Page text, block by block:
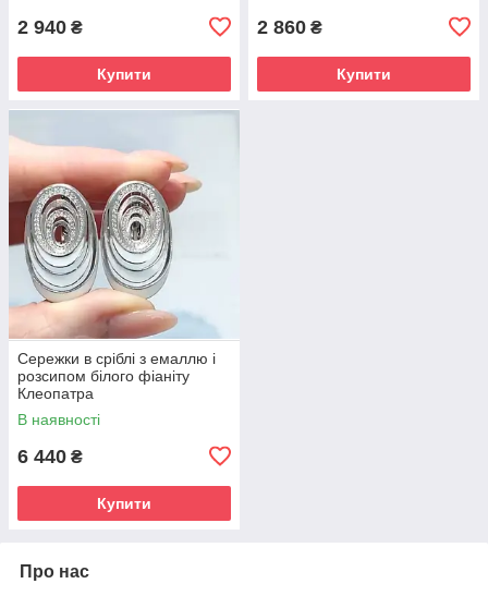
2 940 ₴
Купити
2 860 ₴
Купити
Сережки в сріблі з емаллю і
розсипом білого фіаніту
Клеопатра
В наявності
6 440 ₴
Купити
Про нас